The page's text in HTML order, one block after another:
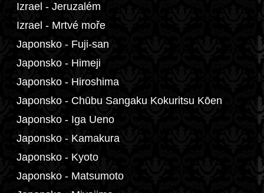
Izrael - Jeruzalém
Izrael - Mrtvé moře
Japonsko - Fuji-san
Japonsko - Himeji
Japonsko - Hiroshima
Japonsko - Chūbu Sangaku Kokuritsu Kōen
Japonsko - Iga Ueno
Japonsko - Kamakura
Japonsko - Kyoto
Japonsko - Matsumoto